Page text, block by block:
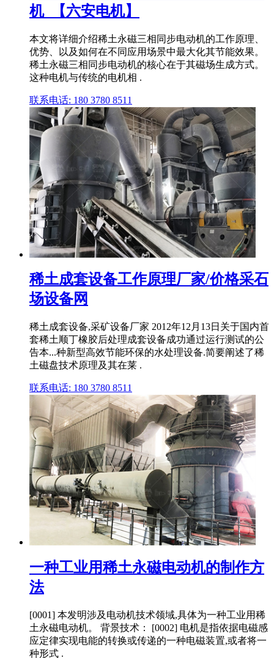
机_【六安电机】
本文将详细介绍稀土永磁三相同步电动机的工作原理、
优势、以及如何在不同应用场景中最大化其节能效果。
稀土永磁三相同步电动机的核心在于其磁场生成方式。
这种电机与传统的电机相 .
联系电话: 180 3780 8511
稀土成套设备工作原理厂家/价格采石
场设备网
稀土成套设备,采矿设备厂家 2012年12月13日关于国内首
套稀土顺丁橡胶后处理成套设备成功通过运行测试的公
告本...种新型高效节能环保的水处理设备.简要阐述了稀
土磁盘技术原理及其在莱 .
联系电话: 180 3780 8511
一种工业用稀土永磁电动机的制作方
法
[0001] 本发明涉及电动机技术领域,具体为一种工业用稀
土永磁电动机。 背景技术： [0002] 电机是指依据电磁感
应定律实现电能的转换或传递的一种电磁装置,或者将一
种形式 .